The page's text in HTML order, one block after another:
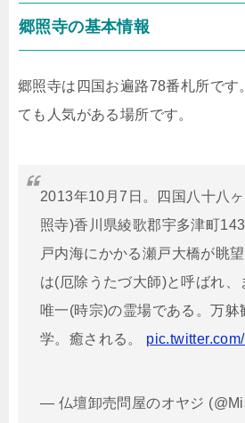
郷照寺の基本情報
郷照寺は四国お遍路78番札所です
ても人気がある場所です。
2013年10月7日。四国八十八
照寺)香川県綾歌郡宇多津町
戸内海にかかる瀬戸大橋が眺
は(厄除うたづ大師)と呼ばれ、
唯一(時宗)の霊場である。万躰
学。癒される。
— 仏壇卸売問屋のオヤジ